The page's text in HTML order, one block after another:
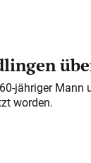
jähriger Mann
worden.